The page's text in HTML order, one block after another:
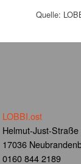
Quelle:
LOBBI.ost
Helmut-Just-Straße
17036
0160 844 2189